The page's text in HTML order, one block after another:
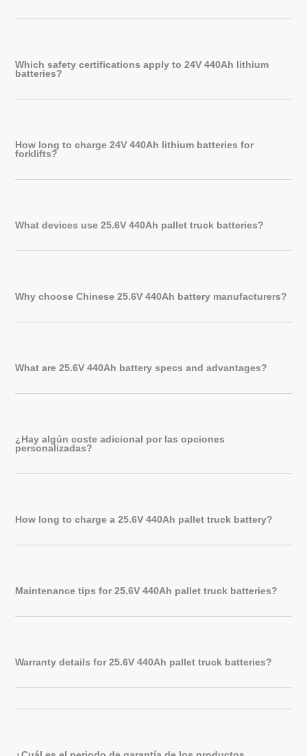
Which safety certifications apply to 24V 440Ah lithium
batteries?
How long to charge 24V 440Ah lithium batteries for
forklifts?
What devices use 25.6V 440Ah pallet truck batteries?
Why choose Chinese 25.6V 440Ah battery manufacturers?
What are 25.6V 440Ah battery specs and advantages?
¿Hay algún coste adicional por las opciones
personalizadas?
How long to charge a 25.6V 440Ah pallet truck battery?
Maintenance tips for 25.6V 440Ah pallet truck batteries?
Warranty details for 25.6V 440Ah pallet truck batteries?